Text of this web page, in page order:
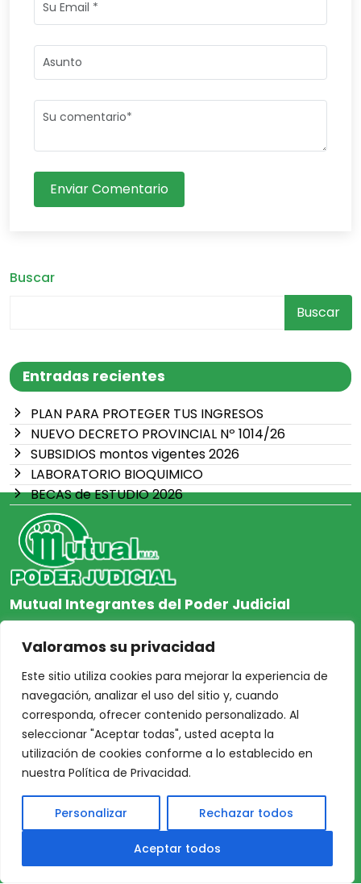
Valoramos su privacidad
Este sitio utiliza cookies para mejorar la experiencia de
navegación, analizar el uso del sitio y, cuando
corresponda, ofrecer contenido personalizado. Al
seleccionar "Aceptar todas", usted acepta la
utilización de cookies conforme a lo establecido en
nuestra Política de Privacidad.
Personalizar Rechazar todos
Aceptar todos
Buscar
Buscar
Entradas recientes
PLAN PARA PROTEGER TUS INGRESOS
NUEVO DECRETO PROVINCIAL Nº 1014/26
SUBSIDIOS montos vigentes 2026
LABORATORIO BIOQUIMICO
BECAS de ESTUDIO 2026
Enviar Comentario
Mutual Integrantes del Poder Judicial
afiliacion@mjpj.org.ar
+54 9 342 467-4510
NOSOTROS
Inicio
Acceso Asociados
Nosotros
Profesionales
CENTRO DE AYUDA
Protección de Datos
Personales
TÉRMINOS y
CONDICIONES DE USO